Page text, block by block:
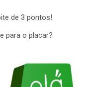
de 3 pontos!
para o placar?